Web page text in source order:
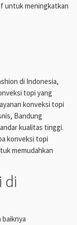
untuk meningkatkan
di Indonesia,
topi yang
konveksi topi
Bandung
kualitas tinggi.
konveksi topi
memudahkan
di
baiknya